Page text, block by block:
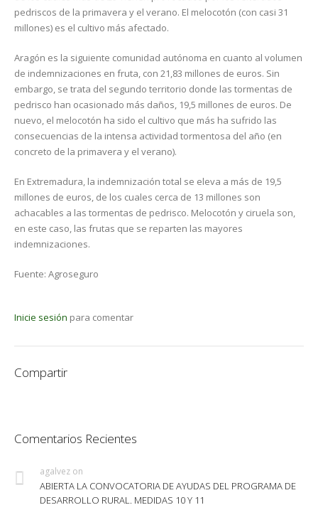
pedriscos de la primavera y el verano. El melocotón (con casi 31
millones) es el cultivo más afectado.
Aragón es la siguiente comunidad autónoma en cuanto al volumen
de indemnizaciones en fruta, con 21,83 millones de euros. Sin
embargo, se trata del segundo territorio donde las tormentas de
pedrisco han ocasionado más daños, 19,5 millones de euros. De
nuevo, el melocotón ha sido el cultivo que más ha sufrido las
consecuencias de la intensa actividad tormentosa del año (en
concreto de la primavera y el verano).
En Extremadura, la indemnización total se eleva a más de 19,5
millones de euros, de los cuales cerca de 13 millones son
achacables a las tormentas de pedrisco. Melocotón y ciruela son,
en este caso, las frutas que se reparten las mayores
indemnizaciones.
Fuente: Agroseguro
Inicie sesión para comentar
Compartir
Comentarios Recientes
agalvez on
ABIERTA LA CONVOCATORIA DE AYUDAS DEL PROGRAMA DE
DESARROLLO RURAL. MEDIDAS 10 Y 11